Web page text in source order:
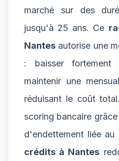
marché sur des
jusqu'à 25 ans. Ce
Nantes autorise une
: baisser fortement
maintenir une
réduisant le coût
scoring bancaire
d'endettement liée au
crédits à Nantes